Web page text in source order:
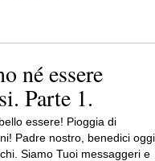
né essere
Parte 1.
essere! Pioggia di
Padre nostro, benedici oggi
Siamo Tuoi messaggeri e